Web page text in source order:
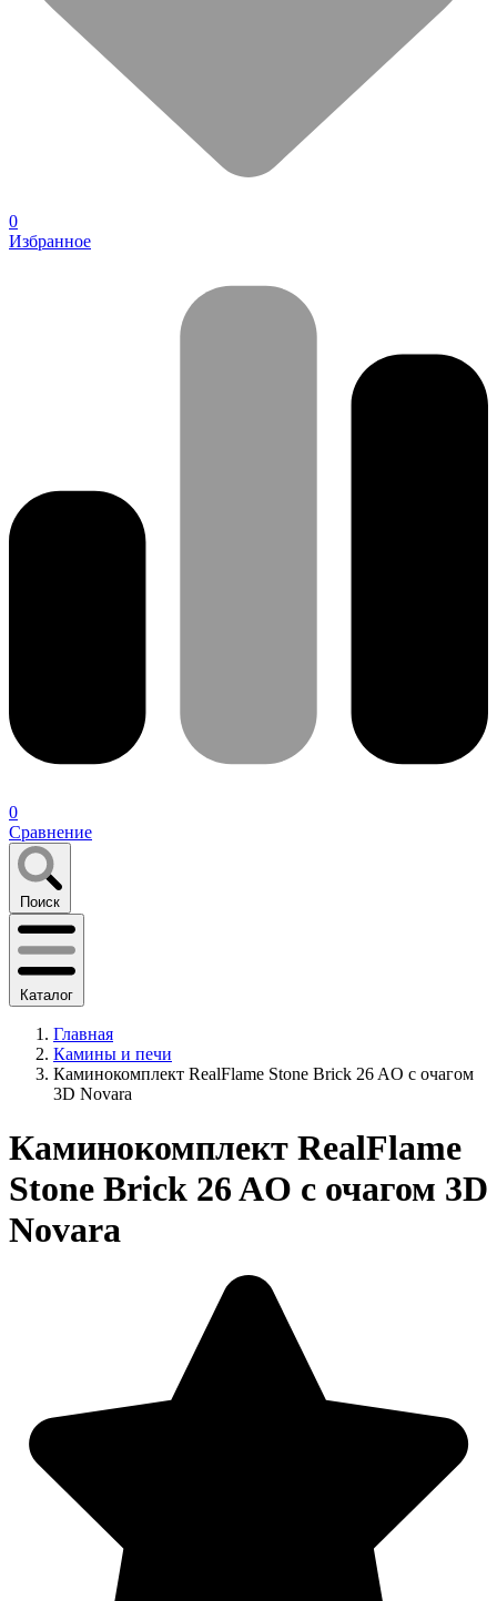
0
Избранное
0
Сравнение
Поиск
Каталог
Главная
Камины и печи
Каминокомплект RealFlame Stone Brick 26 AO с очагом
3D Novara
Каминокомплект RealFlame
Stone Brick 26 AO с очагом 3D
Novara